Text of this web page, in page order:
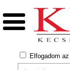
Elfogadom az